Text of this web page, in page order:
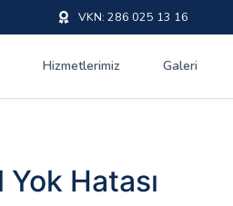
VKN: 286 025 13 16
Hizmetlerimiz Galeri
Hatası